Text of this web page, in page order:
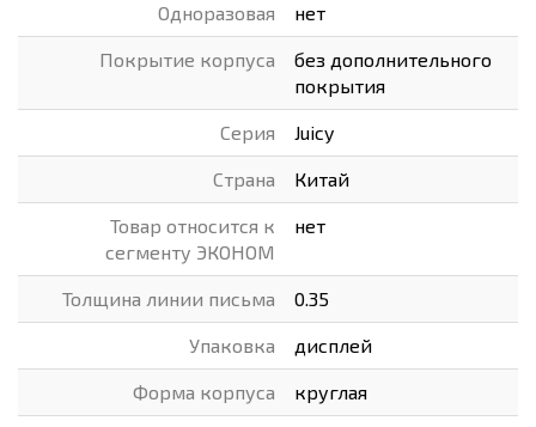
Одноразовая нет
Покрытие корпуса
без дополнительного
покрытия
Серия Juicy
Страна Китай
Товар относится к
сегменту ЭКОНОМ
нет
Толщина линии письма 0.35
Упаковка дисплей
Форма корпуса круглая